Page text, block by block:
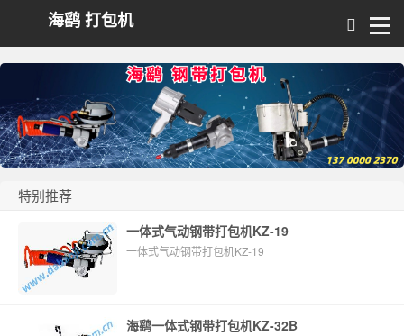
海鹞 打包机
特别推荐
一体式气动钢带打包机KZ-19
一体式气动钢带打包机KZ-19
海鹞一体式钢带打包机KZ-32B